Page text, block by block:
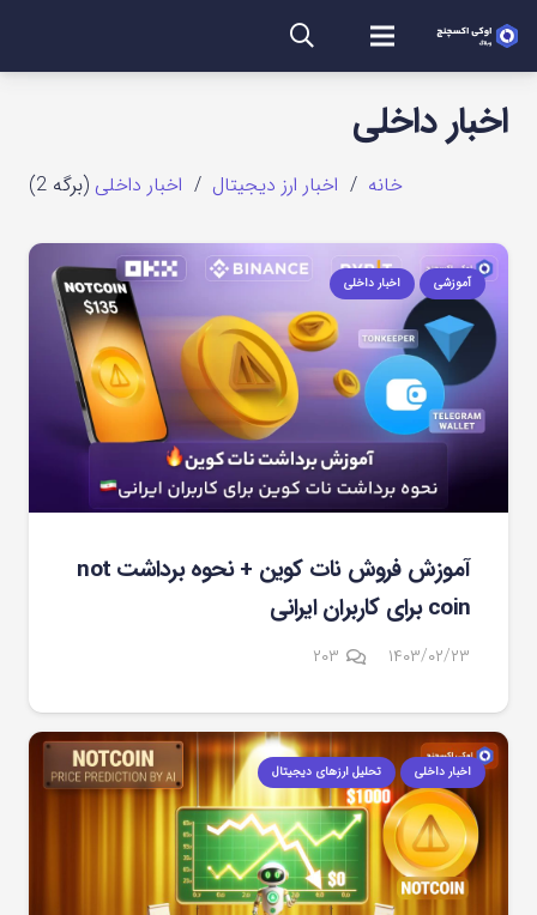
اخبار داخلی
خانه / اخبار ارز دیجیتال / اخبار داخلی (برگه 2)
آموزشی اخبار داخلی
آموزش فروش نات کوین + نحوه برداشت not
coin برای کاربران ایرانی
۱۴۰۳/۰۲/۲۳ ۲۰۳دیدگاه
اخبار داخلی تحلیل ارزهای دیجیتال